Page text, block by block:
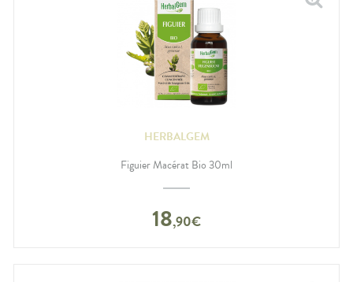
HERBALGEM
Figuier Macérat Bio 30ml
18,90€